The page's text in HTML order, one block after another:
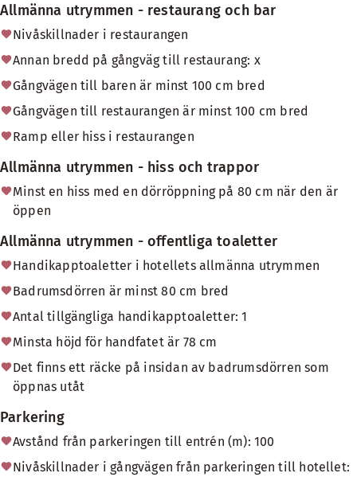
Allmänna utrymmen - restaurang och bar
Nivåskillnader i restaurangen
Annan bredd på gångväg till restaurang: x
Gångvägen till baren är minst 100 cm bred
Gångvägen till restaurangen är minst 100 cm bred
Ramp eller hiss i restaurangen
Allmänna utrymmen - hiss och trappor
Minst en hiss med en dörröppning på 80 cm när den är
öppen
Allmänna utrymmen - offentliga toaletter
Handikapptoaletter i hotellets allmänna utrymmen
Badrumsdörren är minst 80 cm bred
Antal tillgängliga handikapptoaletter: 1
Minsta höjd för handfatet är 78 cm
Det finns ett räcke på insidan av badrumsdörren som
öppnas utåt
Parkering
Avstånd från parkeringen till entrén (m): 100
Nivåskillnader i gångvägen från parkeringen till hotellet: